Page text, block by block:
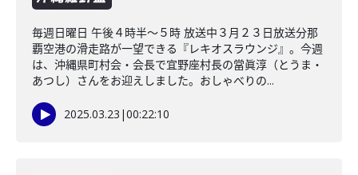
毎週日曜日 午後４時半～５時 放送中３月２３日放送分那
覇空港の滑走路が一望できる『レキオスラウンジ』。今週
は、沖縄県町村会・会長で宜野座村長の當眞淳（とうま・
あつし）さんをお迎えしました。おしゃべりの...
2025.03.23 |00:22:10